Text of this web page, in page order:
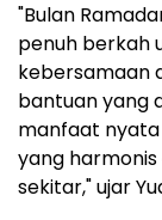
"Bulan
penuh berkah
kebersamaan
bantuan yang
manfaat
yang
sekitar," ujar